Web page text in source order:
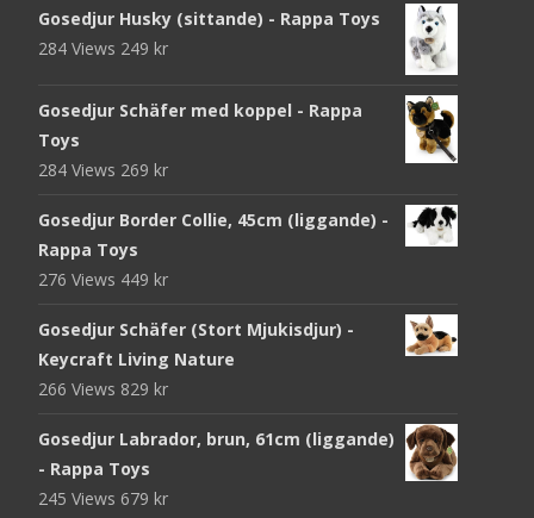
Gosedjur Husky (sittande) - Rappa Toys
284 Views 249 kr
Gosedjur Schäfer med koppel - Rappa
Toys
284 Views 269 kr
Gosedjur Border Collie, 45cm (liggande) -
Rappa Toys
276 Views 449 kr
Gosedjur Schäfer (Stort Mjukisdjur) -
Keycraft Living Nature
266 Views 829 kr
Gosedjur Labrador, brun, 61cm (liggande)
- Rappa Toys
245 Views 679 kr